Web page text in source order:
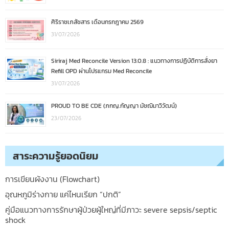
ศิริราชเภสัชสาร เดือนกรกฎาคม 2569
31/07/2026
Siriraj Med Reconcile Version 13.0.8 : แนวทางการปฏิบัติการสั่งยา
Refill OPD ผ่านโปรแกรม Med Reconcile
31/07/2026
PROUD TO BE CDE (ภกญ.กัญญา มัชฌิมาวิวัฒน์)
23/07/2026
สาระความรู้ยอดนิยม
การเขียนผังงาน (Flowchart)
อุณหภูมิร่างกาย แค่ไหนเรียก “ปกติ”
คู่มือแนวทางการรักษาผู้ป่วยผู้ใหญ่ที่มีภาวะ severe sepsis/septic
shock